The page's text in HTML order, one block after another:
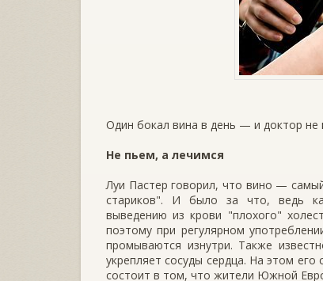
Один бокал вина в день — и доктор не
Не пьем, а лечимся
Луи Пастер говорил, что вино —
стариков". И было за что, ведь
выведению из крови "плохого"
поэтому при регулярном
промываются изнутри. Также
укрепляет сосуды сердца. На этом
состоит в том, что жители Южной